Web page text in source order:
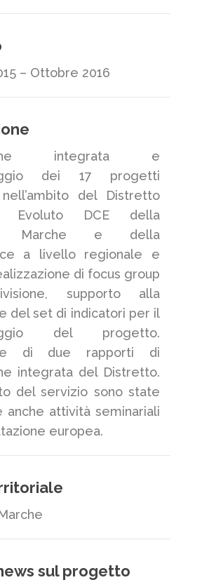
– Ottobre 2016
integrata e
dei 17 progetti
del Distretto
Evoluto DCE della
Marche e della
a livello regionale e
di focus group
supporto alla
del set di indicatori per il
del progetto.
di due rapporti di
integrata del Distretto.
del servizio sono state
anche attività seminariali
europea.
sul progetto